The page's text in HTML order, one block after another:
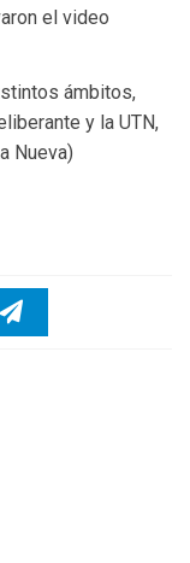
el video
ámbitos,
y la UTN,
Nueva)